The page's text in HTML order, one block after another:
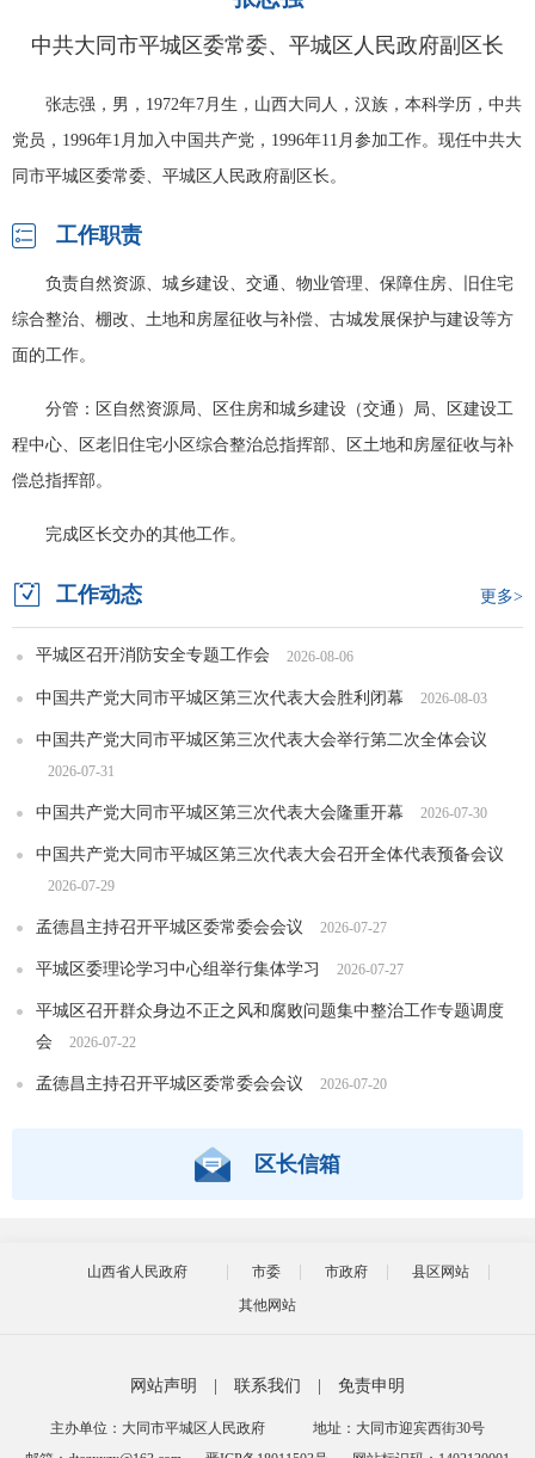
中共大同市平城区委常委、平城区人民政府副区长
张志强，男，1972年7月生，山西大同人，汉族，本科学历，中共
党员，1996年1月加入中国共产党，1996年11月参加工作。现任中共大
同市平城区委常委、平城区人民政府副区长。
 工作职责
负责自然资源、城乡建设、交通、物业管理、保障住房、旧住宅
综合整治、棚改、土地和房屋征收与补偿、古城发展保护与建设等方
面的工作。
分管：区自然资源局、区住房和城乡建设（交通）局、区建设工
程中心、区老旧住宅小区综合整治总指挥部、区土地和房屋征收与补
偿总指挥部。
完成区长交办的其他工作。
 工作动态 更多>
平城区召开消防安全专题工作会 2026-08-06
中国共产党大同市平城区第三次代表大会胜利闭幕 2026-08-03
中国共产党大同市平城区第三次代表大会举行第二次全体会议
2026-07-31
中国共产党大同市平城区第三次代表大会隆重开幕 2026-07-30
中国共产党大同市平城区第三次代表大会召开全体代表预备会议
2026-07-29
孟德昌主持召开平城区委常委会会议 2026-07-27
平城区委理论学习中心组举行集体学习 2026-07-27
平城区召开群众身边不正之风和腐败问题集中整治工作专题调度
会
2026-07-22
孟德昌主持召开平城区委常委会会议 2026-07-20
区长信箱
山西省人民政府 市委 市政府
县区网站
其他网站
网站声明 联系我们 免责申明
主办单位：大同市平城区人民政府
地址：大同市迎宾西街30号